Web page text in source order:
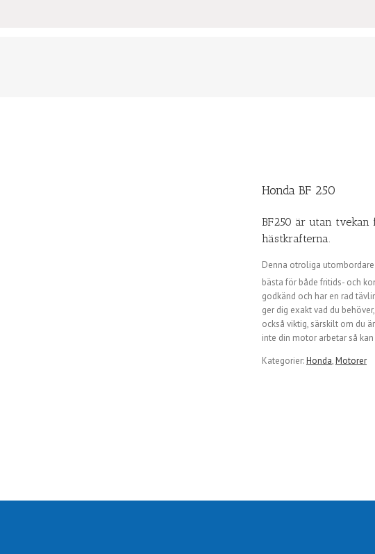
Honda BF 250
BF250 är utan tvekan
hästkrafterna.
Denna otroliga
bästa för både fritids- och
godkänd och har en rad
ger dig exakt vad du
också viktig, särskilt om du
inte din motor arbetar så
Kategorier:Honda,Motorer